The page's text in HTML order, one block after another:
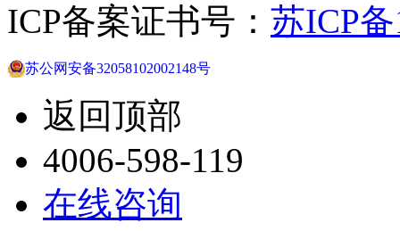
ICP备案证书号： 苏ICP
苏公网安备32058102002148号
返回顶部
4006-598-119
在线咨询